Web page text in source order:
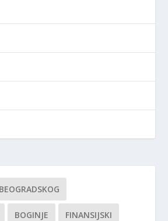
BEOGRADSKOG
BOGINJE FINANSIJSKI